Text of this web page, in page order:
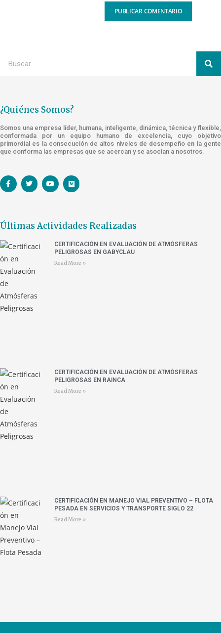
¿Quiénes Somos?
Somos una empresa líder, humana, inteligente, dinámica, técnica y flexible,
conformada por un equipo humano de excelencia, cuyo objetivo
primordial es la consecución de altos niveles de desempeño en la gente
que conforma las empresas que se acercan y se asocian a nosotros.
Últimas Actividades Realizadas
CERTIFICACIÓN EN EVALUACIÓN DE ATMÓSFERAS
PELIGROSAS EN GABYCLAU
Read More »
CERTIFICACIÓN EN EVALUACIÓN DE ATMÓSFERAS
PELIGROSAS EN RAINCA
Read More »
CERTIFICACIÓN EN MANEJO VIAL PREVENTIVO – FLOTA
PESADA EN SERVICIOS Y TRANSPORTE SIGLO 22
Read More »